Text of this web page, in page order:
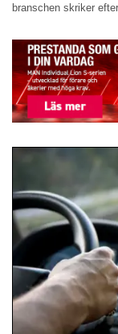
branschen skriker